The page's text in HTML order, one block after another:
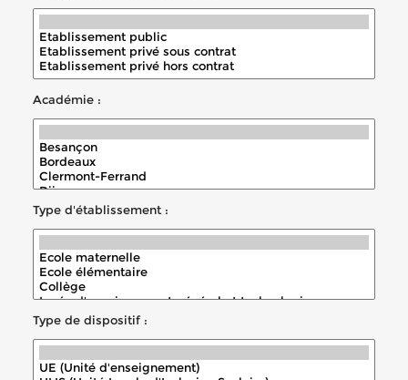
Académie :
Type d'établissement :
Type de dispositif :